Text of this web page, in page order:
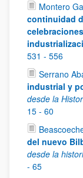
Montero
continuidad
531 - 556
Serrano
industrial y
desde la
15 - 60
del nuevo
desde la
- 65